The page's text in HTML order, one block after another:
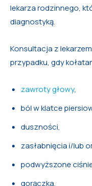
lekarza rodzinnego,
diagnostyką.
Konsultacja z
przypadku, gdy
zawroty głowy,
ból w klatce
duszności,
zasłabnięcia i/lub
podwyższone
gorączka.